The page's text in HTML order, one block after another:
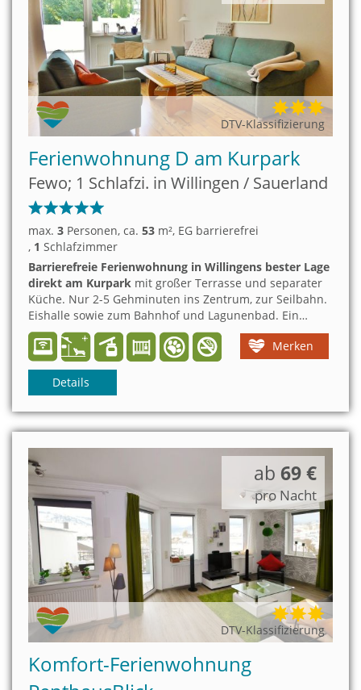
DTV-Klassifizierung
Ferienwohnung D am Kurpark
Fewo; 1 Schlafzi. in Willingen / Sauerland
max. 3 Personen, ca. 53 m², EG barrierefrei
, 1 Schlafzimmer
Barrierefreie Ferienwohnung in Willingens bester Lage
direkt am Kurpark mit großer Terrasse und separater
Küche. Nur 2-5 Gehminuten ins Zentrum, zur Seilbahn.
Eishalle sowie zum Bahnhof und Lagunenbad. Ein
mittelgroßer Hund ist willkommen!
Merken
Details
DTV-Klassifizierung
Komfort-Ferienwohnung
ab 69 €
pro Nacht